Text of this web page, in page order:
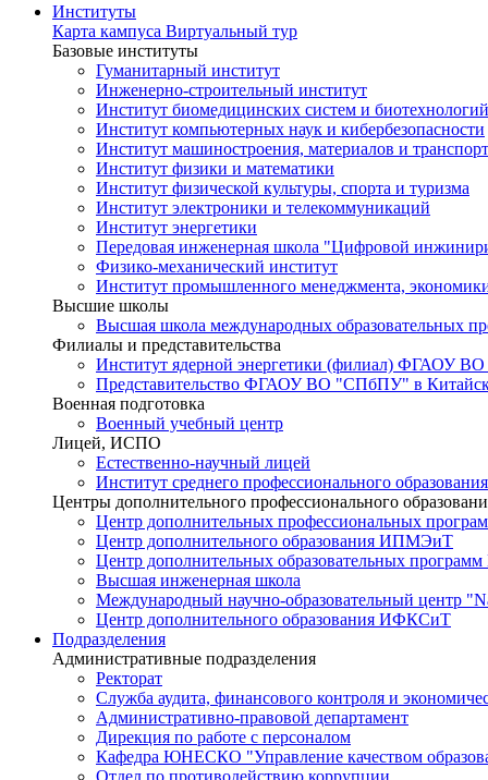
Институты
Карта кампуса Виртуальный тур
Базовые институты
Гуманитарный институт
Инженерно-строительный институт
Институт биомедицинских систем и биотехнологий
Институт компьютерных наук и кибербезопасности
Институт машиностроения, материалов и
Институт физики и математики
Институт физической культуры, спорта и туризма
Институт электроники и телекоммуникаций
Институт энергетики
Передовая инженерная школа "Цифровой
Физико-механический институт
Институт промышленного менеджмента,
Высшие школы
Высшая школа международных образовательных
Филиалы и представительства
Институт ядерной энергетики (филиал) ФГАОУ
Представительство ФГАОУ ВО "СПбПУ" в
Военная подготовка
Военный учебный центр
Лицей, ИСПО
Естественно-научный лицей
Институт среднего профессионального образования
Центры дополнительного профессионального
Центр дополнительных профессиональных
Центр дополнительного образования ИПМЭиТ
Центр дополнительных образовательных
Высшая инженерная школа
Международный научно-образовательный центр
Центр дополнительного образования ИФКСиТ
Подразделения
Административные подразделения
Ректорат
Служба аудита, финансового контроля и
Административно-правовой департамент
Дирекция по работе с персоналом
Кафедра ЮНЕСКО "Управление качеством
Отдел по противодействию коррупции